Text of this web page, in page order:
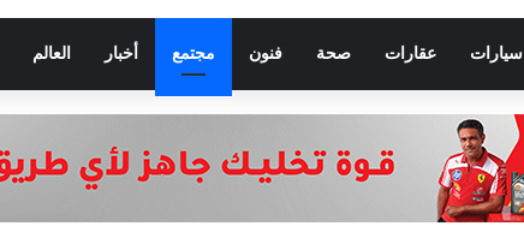
سيارات عقارات صحة فنون مجتمع أخبار العالم